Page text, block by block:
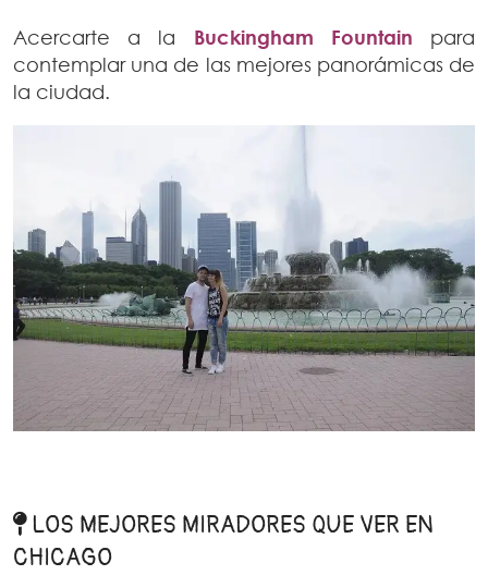
Acercarte a la Buckingham Fountain para
contemplar una de las mejores panorámicas de
la ciudad.
LOS MEJORES MIRADORES QUE VER EN
CHICAGO